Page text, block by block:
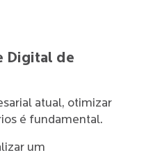
Digital de
atual, otimizar
é fundamental.
um